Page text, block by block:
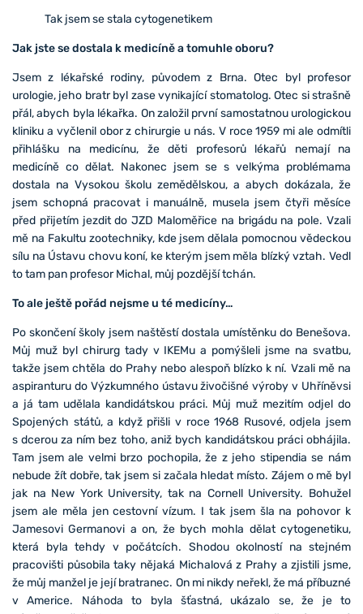
Tak jsem se stala cytogenetikem
Jak jste se dostala k medicíně a tomuhle oboru?
Jsem z lékařské rodiny, původem z Brna. Otec byl profesor
urologie, jeho bratr byl zase vynikající stomatolog. Otec si strašně
přál, abych byla lékařka. On založil první samostatnou urologickou
kliniku a vyčlenil obor z chirurgie u nás. V roce 1959 mi ale odmítli
přihlášku na medicínu, že děti profesorů lékařů nemají na
medicíně co dělat. Nakonec jsem se s velkýma problémama
dostala na Vysokou školu zemědělskou, a abych dokázala, že
jsem schopná pracovat i manuálně, musela jsem čtyři měsíce
před přijetím jezdit do JZD Maloměřice na brigádu na pole. Vzali
mě na Fakultu zootechniky, kde jsem dělala pomocnou vědeckou
sílu na Ústavu chovu koní, ke kterým jsem měla blízký vztah. Vedl
to tam pan profesor Michal, můj pozdější tchán.
To ale ještě pořád nejsme u té medicíny…
Po skončení školy jsem naštěstí dostala umístěnku do Benešova.
Můj muž byl chirurg tady v IKEMu a pomýšleli jsme na svatbu,
takže jsem chtěla do Prahy nebo alespoň blízko k ní. Vzali mě na
aspiranturu do Výzkumného ústavu živočišné výroby v Uhříněvsi
a já tam udělala kandidátskou práci. Můj muž mezitím odjel do
Spojených států, a když přišli v roce 1968 Rusové, odjela jsem
s dcerou za ním bez toho, aniž bych kandidátskou práci obhájila.
Tam jsem ale velmi brzo pochopila, že z jeho stipendia se nám
nebude žít dobře, tak jsem si začala hledat místo. Zájem o mě byl
jak na New York University, tak na Cornell University. Bohužel
jsem ale měla jen cestovní vízum. I tak jsem šla na pohovor k
Jamesovi Germanovi a on, že bych mohla dělat cytogenetiku,
která byla tehdy v počátcích. Shodou okolností na stejném
pracovišti působila taky nějaká Michalová z Prahy a zjistili jsme,
že můj manžel je její bratranec. On mi nikdy neřekl, že má příbuzné
v Americe. Náhoda to byla šťastná, ukázalo se, že je to